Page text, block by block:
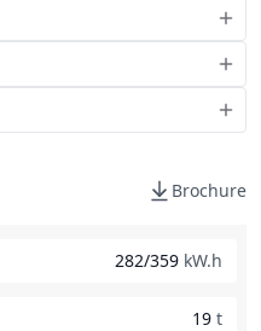
Brochure
282/359 kW.h
19 t